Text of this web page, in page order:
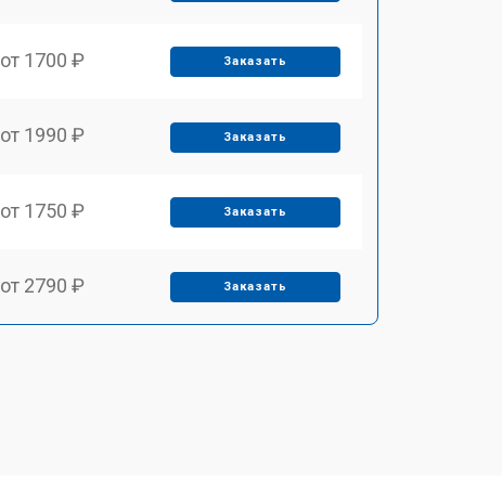
от 1700 ₽ Заказать
от 1990 ₽ Заказать
от 1750 ₽ Заказать
от 2790 ₽ Заказать